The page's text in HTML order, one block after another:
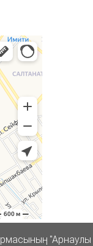
"Арнаулы